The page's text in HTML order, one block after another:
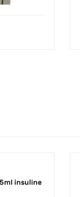
insuline